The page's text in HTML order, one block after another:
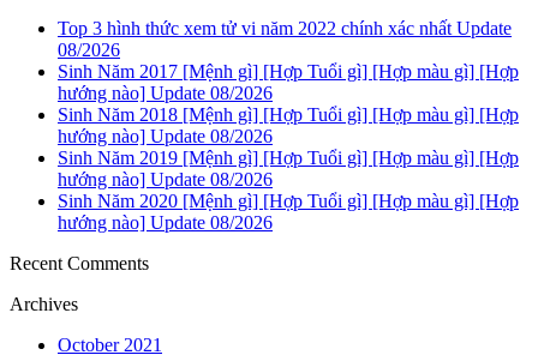
Top 3 hình thức xem tử vi năm 2022 chính xác nhất Update
08/2026
Sinh Năm 2017 [Mệnh gì] [Hợp Tuổi gì] [Hợp màu gì] [Hợp
hướng nào] Update 08/2026
Sinh Năm 2018 [Mệnh gì] [Hợp Tuổi gì] [Hợp màu gì] [Hợp
hướng nào] Update 08/2026
Sinh Năm 2019 [Mệnh gì] [Hợp Tuổi gì] [Hợp màu gì] [Hợp
hướng nào] Update 08/2026
Sinh Năm 2020 [Mệnh gì] [Hợp Tuổi gì] [Hợp màu gì] [Hợp
hướng nào] Update 08/2026
Recent Comments
Archives
October 2021